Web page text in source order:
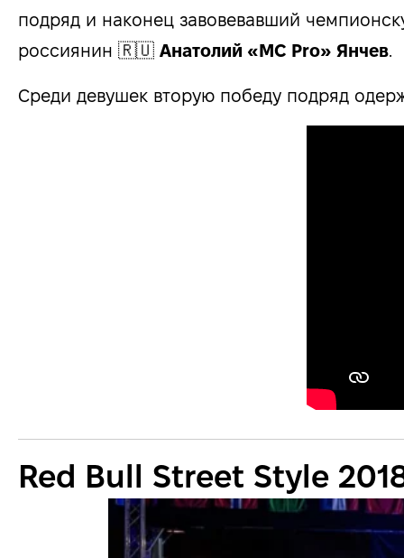
подряд и наконец завовевавший
россиянин 🇷🇺 Анатолий «MC Pro» Янчев.
Среди девушек вторую победу подряд
Red Bull Street Style